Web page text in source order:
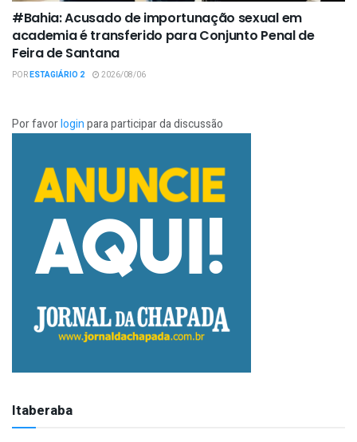
#Bahia: Acusado de importunação sexual em
academia é transferido para Conjunto Penal de
Feira de Santana
PORESTAGIÁRIO 2 2026/08/06
Por favorloginpara participar da discussão
Itaberaba